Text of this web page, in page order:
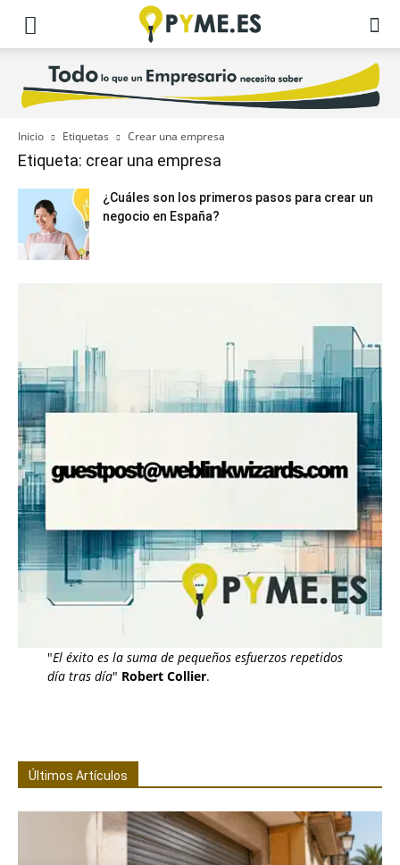
Inicio Etiquetas Crear una empresa
Etiqueta: crear una empresa
¿Cuáles son los primeros pasos para crear un
negocio en España?
"El éxito es la suma de pequeños esfuerzos repetidos
día tras día" Robert Collier.
Últimos Artículos